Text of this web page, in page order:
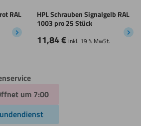
RAL
HPL Schrauben Signalgelb RAL
1003 pro 25 Stück
11,84€ inkl. 19 % MwSt.
um 7:00